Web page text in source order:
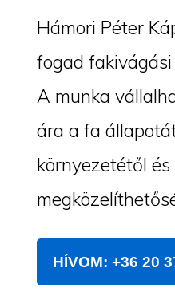
Hámori Péter
fogad
A munka
ára a fa
környezetétől
HÍVOM: +36 20